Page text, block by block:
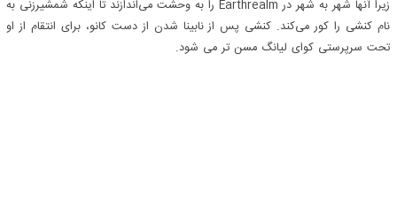
زیرا آنها شهر به شهر در Earthrealm را به وحشت می‌اندازند تا اینکه شمشیرزنی به
نام کنشی را کور می‌کند. کنشی پس از نابینا شدن از دست کانو، برای انتقام از او
تحت سرپرستی کوای لیانگ مسن تر می شود.